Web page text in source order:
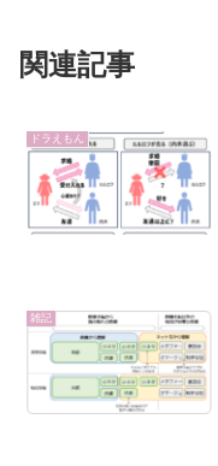
関連記事
ドラえもん
雑記